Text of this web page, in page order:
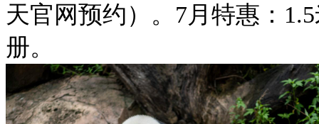
天官网预约）。7月特惠：
册。